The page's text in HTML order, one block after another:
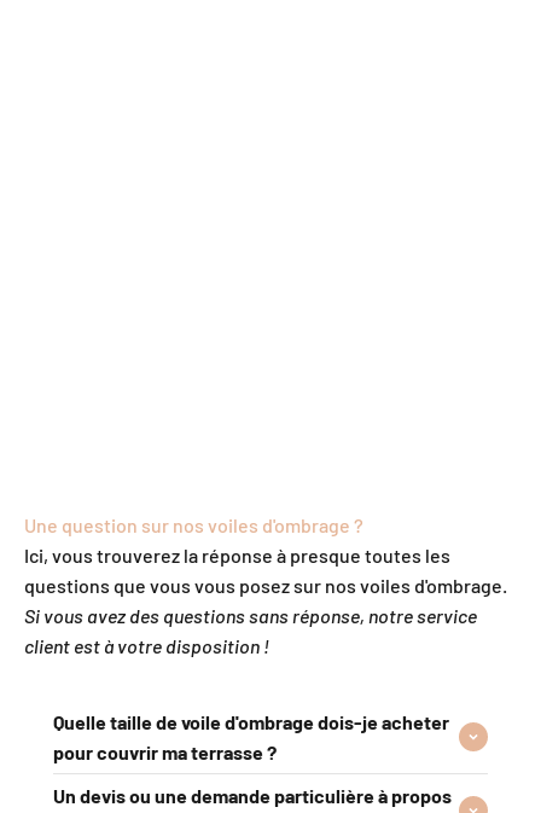
Une question sur nos voiles d'ombrage ?
Ici, vous trouverez la réponse à presque toutes les
questions que vous vous posez sur nos voiles d'ombrage.
Si vous avez des questions sans réponse, notre service
client est à votre disposition !
Quelle taille de voile d'ombrage dois-je acheter
pour couvrir ma terrasse ?
Un devis ou une demande particulière à propos